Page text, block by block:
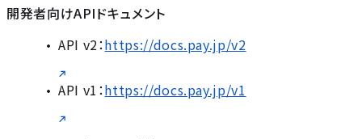
開発者向けAPIドキュメント
API v2：https://docs.pay.jp/v2
API v1：https://docs.pay.jp/v1